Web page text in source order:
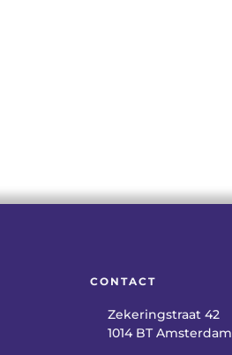
CONTACT
Zekeringstraat 42
1014 BT Amsterdam